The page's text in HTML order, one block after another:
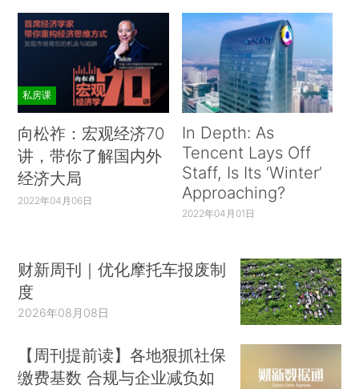
私房课
向松祚：宏观经济70
讲，带你了解国内外
经济大局
2022年04月06日
In Depth: As
Tencent Lays Off
Staff, Is Its ‘Winter’
Approaching?
2022年04月01日
财新周刊｜优化摩托车报废制
度
2026年08月08日
【周刊提前读】各地狠抓社保
缴费基数 合规与企业减负如